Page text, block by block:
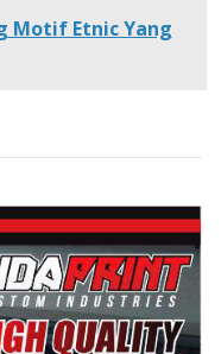
Motif Etnic Yang